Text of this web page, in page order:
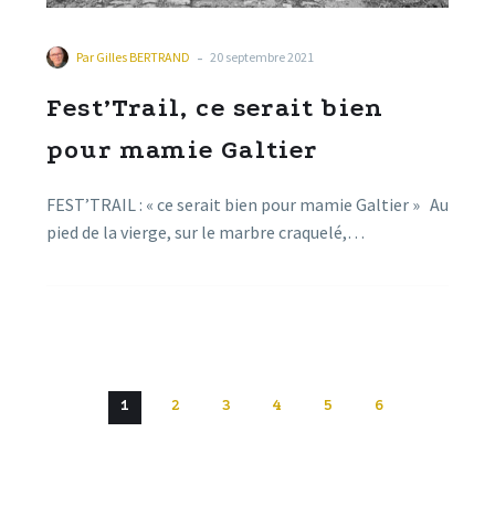
Par Gilles BERTRAND - 20 septembre 2021
Fest’Trail, ce serait bien
pour mamie Galtier
FEST’TRAIL : « ce serait bien pour mamie Galtier » Au
pied de la vierge, sur le marbre craquelé,…
1 2 3 4 5 6